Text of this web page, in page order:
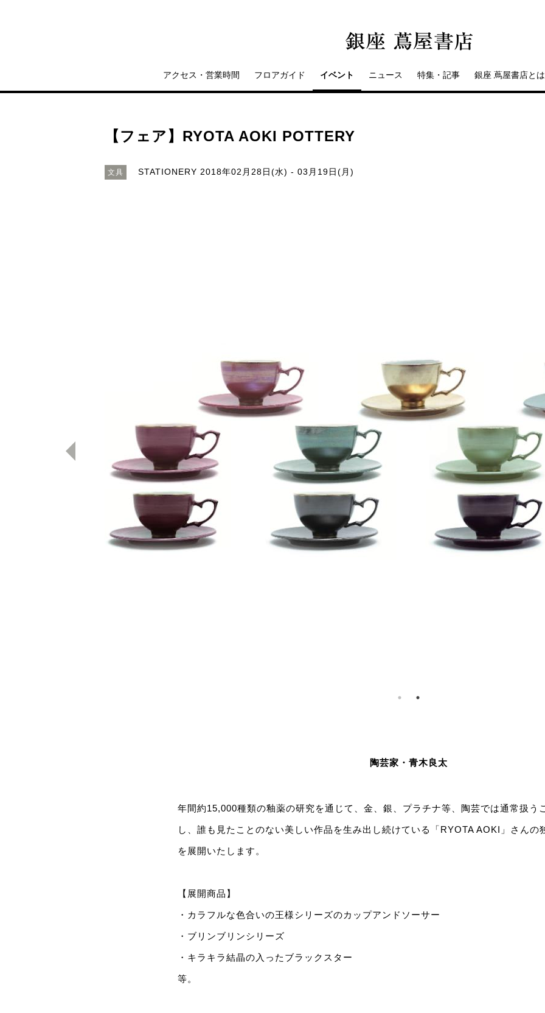
アクセス・営業時間 フロアガイド イベント ニュース 特集・記事 銀座 蔦屋書店とは
【フェア】RYOTA AOKI POTTERY
文具 STATIONERY 2018年02月28日(水) - 03月19日(月)
陶芸家・青木良太
年間約15,000種類の釉薬の研究を通じて、金、銀、プラチナ等、陶芸では通常扱う
し、誰も見たことのない美しい作品を生み出し続けている「RYOTA AOKI」さんの
を展開いたします。
【展開商品】
・カラフルな色合いの王様シリーズのカップアンドソーサー
・ブリンブリンシリーズ
・キラキラ結晶の入ったブラックスター
等。